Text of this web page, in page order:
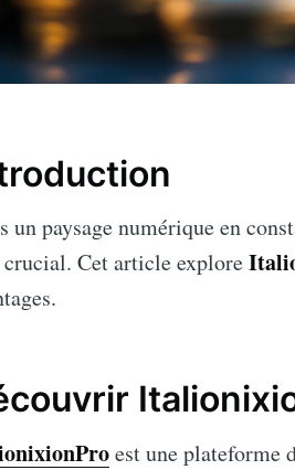
un paysage numérique en
Cet article explore
est une plateforme